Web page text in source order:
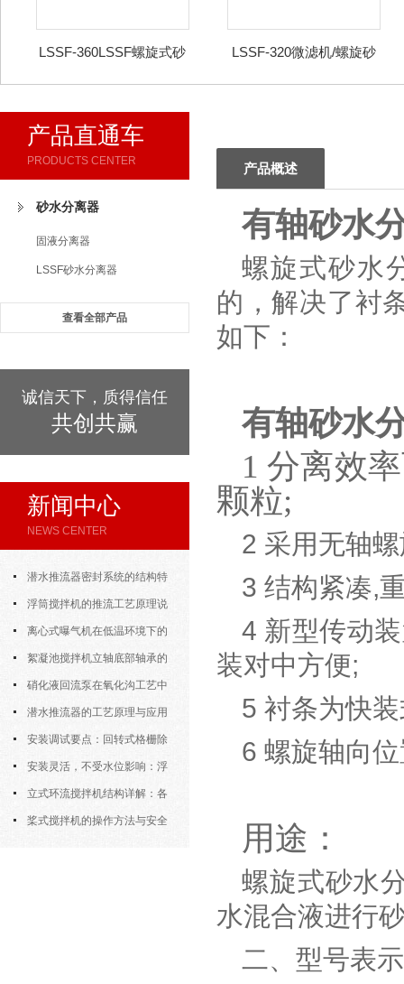
LSSF-360LSSF螺旋式砂
LSSF-320微滤机/螺旋砂
产品直通车
PRODUCTS CENTER
砂水分离器
固液分离器
LSSF砂水分离器
查看全部产品
诚信天下，质得信任
共创共赢
新闻中心
NEWS CENTER
潜水推流器密封系统的结构特
点与渗漏故障处理
浮筒搅拌机的推流工艺原理说
明 离心式曝气机在低温环境下的
运行特性与防冻措施
絮凝池搅拌机立轴底部轴承的
密封防水与免维护设计
硝化液回流泵在氧化沟工艺中
的布置位置对回流效果的影响
潜水推流器的工艺原理与应用
逻辑安装调试要点：回转式格栅除
污机的土建配合要求与水平度校准
安装灵活，不受水位影响：浮
筒式曝气机的结构优势与适用场景
立式环流搅拌机结构详解：各
部件的功能与协同
桨式搅拌机的操作方法与安全
产品概述
有轴砂水
螺旋式砂水
的，解决了衬
如下：
有轴砂水
1 分离效
颗粒;
2 采用无轴
3 结构紧凑,
4 新型传动
装对中方便;
5 衬条为快
6 螺旋轴向
用途：
螺旋式砂水
水混合液进行
二、型号表